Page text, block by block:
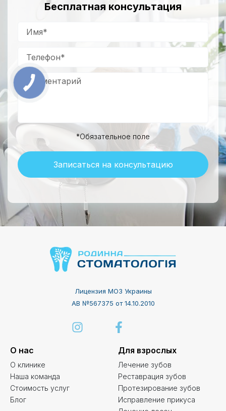
Бесплатная консультация
*Обязательное поле
Записаться на консультацию
Лицензия МОЗ Украины
АВ №567375 от 14.10.2010
О нас
О клинике
Наша команда
Стоимость услуг
Блог
Для взрослых
Лечение зубов
Реставрация зубов
Протезирование зубов
Исправление прикуса